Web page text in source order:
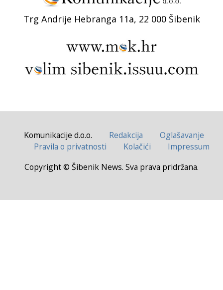
Trg Andrije Hebranga 11a, 22 000 Šibenik
Komunikacije d.o.o. Redakcija
Oglašavanje
Pravila o privatnosti
Kolačići
Impressum
Copyright © Šibenik News. Sva prava pridržana.